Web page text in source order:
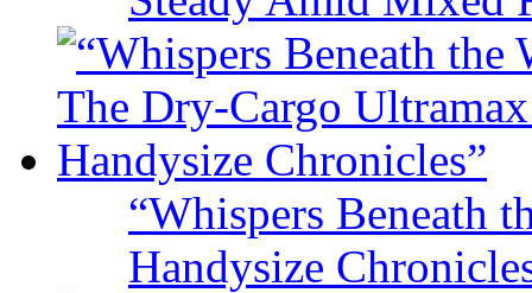
“Whispers Beneath
Handysize